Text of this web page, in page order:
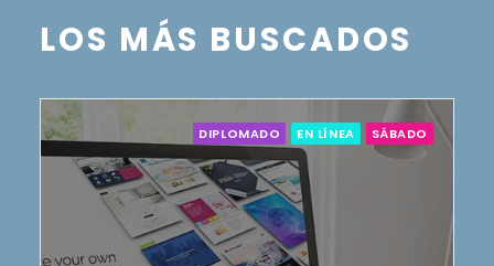
LOS MÁS BUSCADOS
DIPLOMADO EN LÍNEA SÁBADO